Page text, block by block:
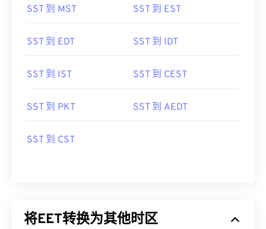
SST 到 MST SST 到 EST
SST 到 EDT SST 到 IDT
SST 到 IST SST 到 CEST
SST 到 PKT SST 到 AEDT
SST 到 CST
将EET转换为其他时区